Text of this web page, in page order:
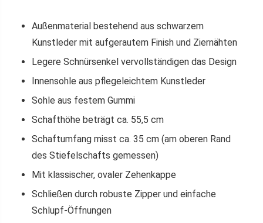
Außenmaterial bestehend aus schwarzem
Kunstleder mit aufgerautem Finish und Ziernähten
Legere Schnürsenkel vervollständigen das Design
Innensohle aus pflegeleichtem Kunstleder
Sohle aus festem Gummi
Schafthöhe beträgt ca. 55,5 cm
Schaftumfang misst ca. 35 cm (am oberen Rand
des Stiefelschafts gemessen)
Mit klassischer, ovaler Zehenkappe
Schließen durch robuste Zipper und einfache
Schlupf-Öffnungen